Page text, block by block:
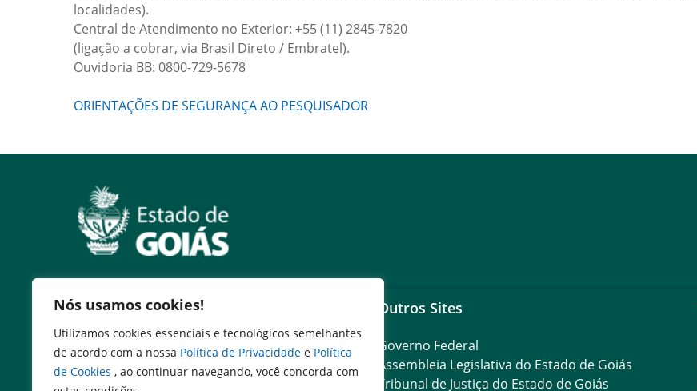
Nós usamos cookies!
Utilizamos cookies essenciais e tecnológicos semelhantes
de acordo com a nossa Política de Privacidade e Política
de Cookies , ao continuar navegando, você concorda com
localidades).
Central de Atendimento no Exterior: +55 (11) 2845-7820
(ligação a cobrar, via Brasil Direto / Embratel).
Ouvidoria BB: 0800-729-5678
ORIENTAÇÕES DE SEGURANÇA AO PESQUISADOR
Servidor
Expresso Goiás
Expresso Aplicações
Expresso Servidor
Outros Sites
Governo Federal
Assembleia Legislativa do Estado de Goiás
Tribunal de Justiça do Estado de Goiás